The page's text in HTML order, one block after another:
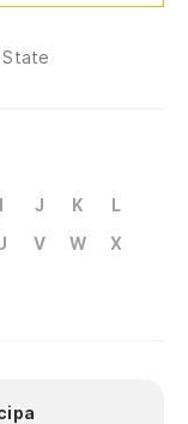
State
I J K
L
V W
X